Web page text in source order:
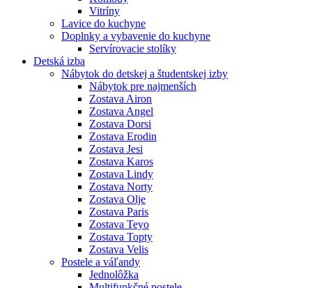
Vitríny
Lavice do kuchyne
Doplnky a vybavenie do kuchyne
Servírovacie stolíky
Detská izba
Nábytok do detskej a študentskej izby
Nábytok pre najmenších
Zostava Airon
Zostava Angel
Zostava Dorsi
Zostava Erodin
Zostava Jesi
Zostava Karos
Zostava Lindy
Zostava Norty
Zostava Olje
Zostava Paris
Zostava Teyo
Zostava Topty
Zostava Velis
Postele a váľandy
Jednolôžka